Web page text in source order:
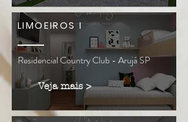
LIMOEIROS I
Residencial Country Club - Arujá SP
Veja mais >